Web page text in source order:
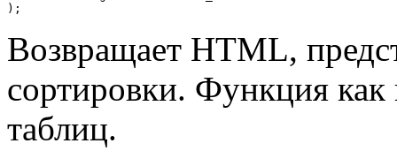
);
Возвращает HTML,
сортировки. Функция как
таблиц.